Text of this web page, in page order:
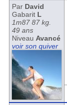
Par David
Gabarit L
1m87 87 kg.
49 ans
Niveau Avancé
voir son quiver